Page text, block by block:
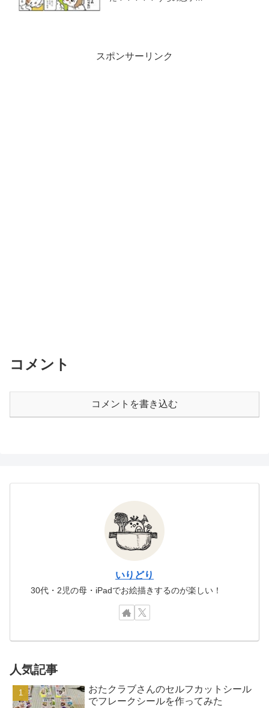
スポンサーリンク
コメント
コメントを書き込む
いりどり
30代・2児の母・iPadでお絵描きするのが楽しい！
人気記事
おたクラブさんのセルフカットシール
でフレークシールを作ってみた